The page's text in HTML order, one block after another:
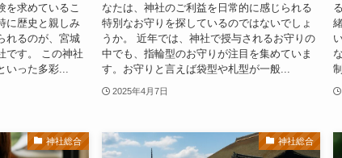
を求めているこ
に歴史と親しみ
れるのが、宮城
です。 この神社
いった多彩...
なたは、神社のご利益を日常的に感じられる
特別なお守りを探しているのではないでしょ
うか。 近年では、神社で授与されるお守りの
中でも、指輪型のお守りが注目を集めていま
す。お守りと言えば袋型や札型が一般...
2025年4月7日
神社総合 神社総合